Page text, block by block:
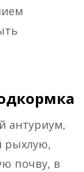
антуриум,
рыхлую,
почву, в